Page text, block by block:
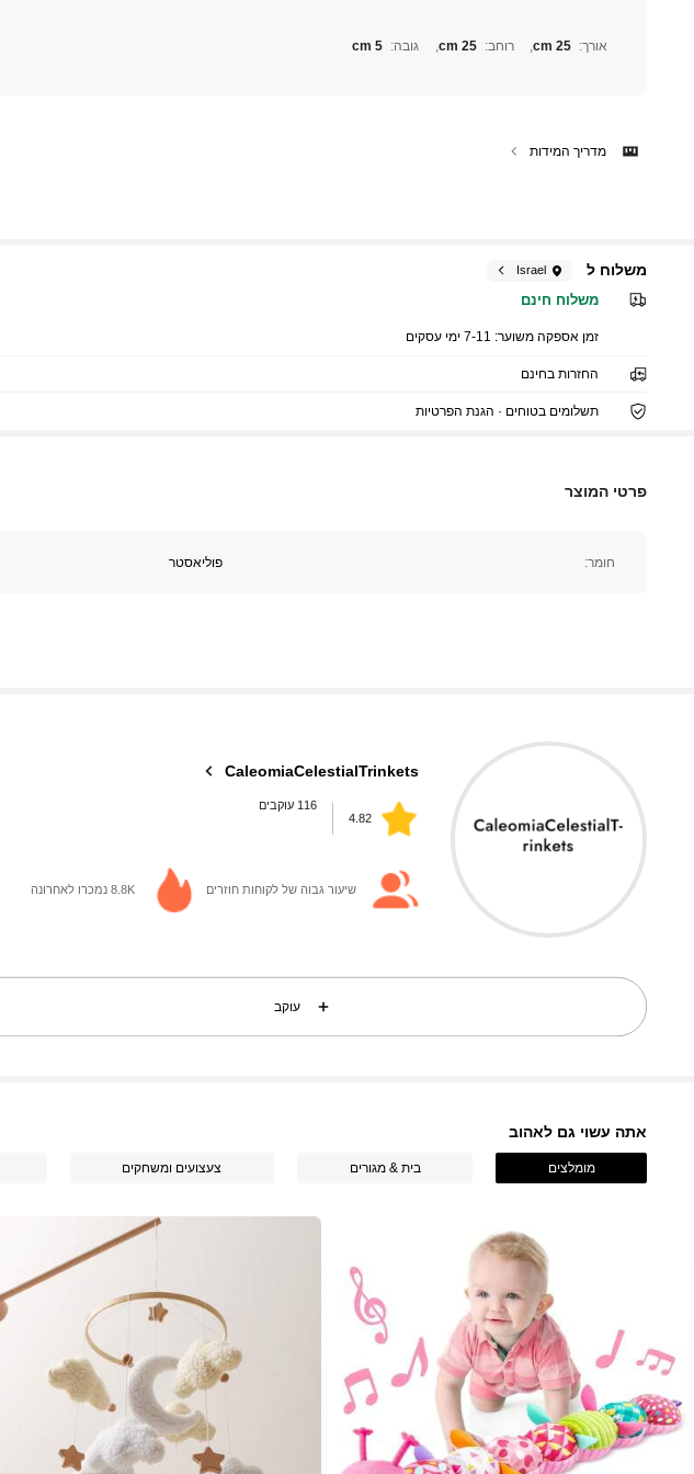
אורך:
25 cm רוחב:
25 cm גובה:
5 cm
מדריך המידות
משלוח ל Israel
משלוח חינם
זמן אספקה ​​משוער: 7-11 ימי עסקים
החזרות בחינם
תשלומים בטוחים · הגנת הפרטיות
פרטי המוצר
חומר: פוליאסטר
CaleomiaCelestialTrinkets
r***a שילםלפני יום אחד
4.82
4.82
שיעור גבוה של לקוחות חוזרים 8.8K נמכרו לאחרונה
עוקב
אתה עשוי גם לאהוב
מומלצים בית & מגורים צעצועים ומשחקים